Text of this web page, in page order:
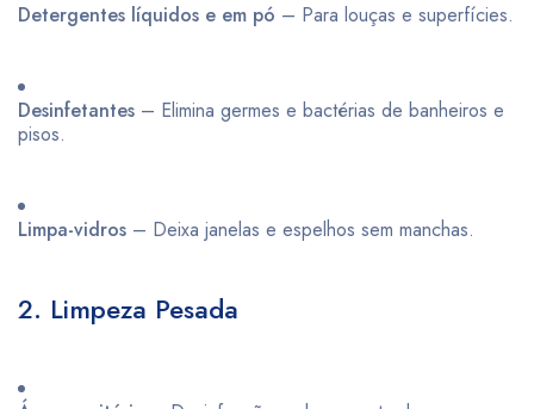
Detergentes líquidos e em pó – Para louças e superfícies.
Desinfetantes – Elimina germes e bactérias de banheiros e
pisos.
Limpa-vidros – Deixa janelas e espelhos sem manchas.
2. Limpeza Pesada